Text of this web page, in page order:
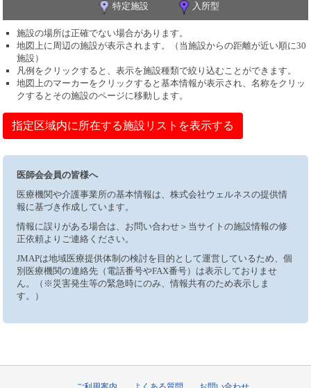
特定施設
入所型
施設の場所は正確でない場合があります。
地図上に周辺の施設が表示されます。（当施設からの距離が近い順に30
施設）
凡例をクリックすると、表示を施設種類で絞り込むことができます。
地図上のマーカーをクリックすると基本情報が表示され、名称をクリッ
クするとその施設のページに移動します。
指定区域内に所在する施設リストを表示する
医師会会員の皆様へ
医療機関や介護事業所の基本情報は、株式会社ウェルネスの提供情
報に基づき作成しています。
情報に誤りがある場合は、お問い合わせ＞当サイトの施設情報の修
正依頼よりご連絡ください。
JMAPは地域医療提供体制の検討を目的として運営しているため、個
別医療機関の連絡先（電話番号やFAX番号）は表示しておりませ
ん。（※災害発生等の緊急時にのみ、情報共有のため表示しま
す。）